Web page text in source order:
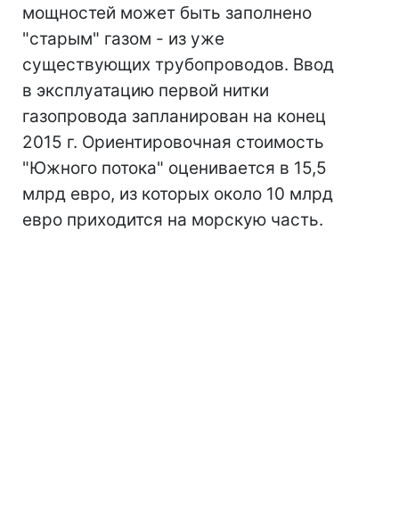
мощностей может быть заполнено
"старым" газом - из уже
существующих трубопроводов. Ввод
в эксплуатацию первой нитки
газопровода запланирован на конец
2015 г. Ориентировочная стоимость
"Южного потока" оценивается в 15,5
млрд евро, из которых около 10 млрд
евро приходится на морскую часть.